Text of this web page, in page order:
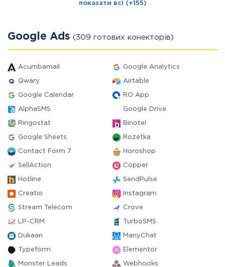
показати всі (+155)
Google Ads (309 готових конекторів)
Acumbamail Google Analytics
Qwary Airtable
Google Calendar RO App
AlphaSMS Google Drive
Ringostat Binotel
Google Sheets Rozetka
Contact Form 7 Horoshop
SellAction Copper
Hotline SendPulse
Creatio Instagram
Stream Telecom Crove
LP-CRM TurboSMS
Dukaan ManyChat
Typeform Elementor
Monster Leads Webhooks